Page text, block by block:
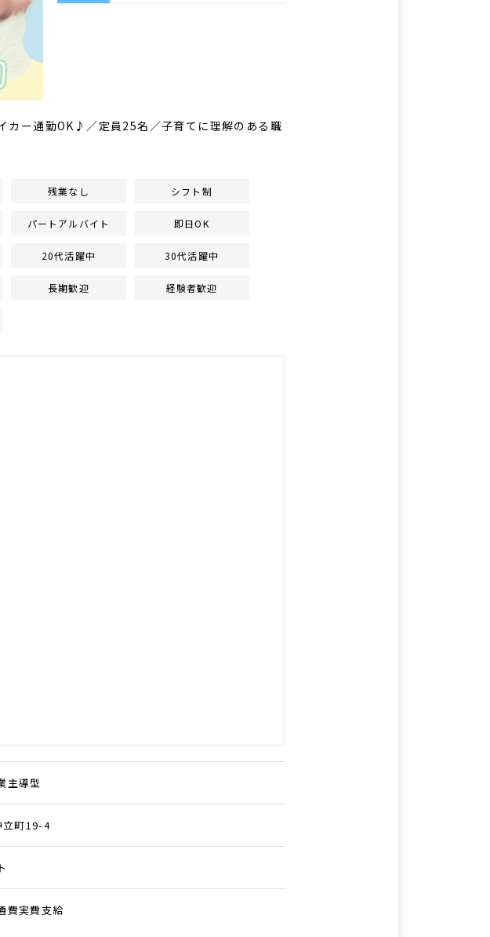
カー通勤OK♪／定員25名／子育てに理解のある職
残業なし シフト制
パートアルバイト 即日OK
20代活躍中 30代活躍中
長期歓迎 経験者歓迎
主導型
立町19-4
費実費支給